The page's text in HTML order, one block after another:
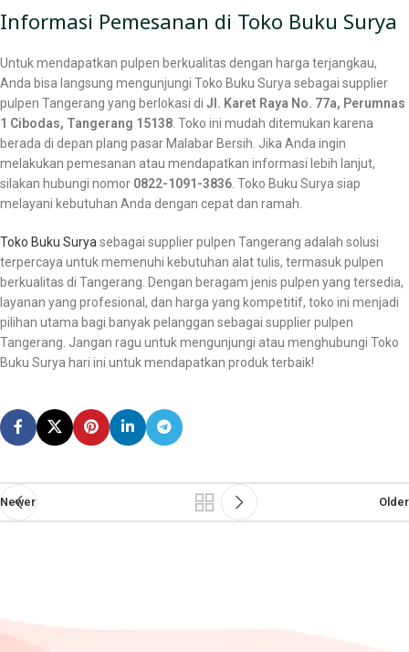
Informasi Pemesanan di Toko Buku Surya
Untuk mendapatkan pulpen berkualitas dengan harga terjangkau,
Anda bisa langsung mengunjungi Toko Buku Surya sebagai supplier
pulpen Tangerang yang berlokasi di Jl. Karet Raya No. 77a, Perumnas
1 Cibodas, Tangerang 15138. Toko ini mudah ditemukan karena
berada di depan plang pasar Malabar Bersih. Jika Anda ingin
melakukan pemesanan atau mendapatkan informasi lebih lanjut,
silakan hubungi nomor 0822-1091-3836. Toko Buku Surya siap
melayani kebutuhan Anda dengan cepat dan ramah.
Toko Buku Suryasebagai supplier pulpen Tangerang adalah solusi
terpercaya untuk memenuhi kebutuhan alat tulis, termasuk pulpen
berkualitas di Tangerang. Dengan beragam jenis pulpen yang tersedia,
layanan yang profesional, dan harga yang kompetitif, toko ini menjadi
pilihan utama bagi banyak pelanggan sebagai supplier pulpen
Tangerang. Jangan ragu untuk mengunjungi atau menghubungi Toko
Buku Surya hari ini untuk mendapatkan produk terbaik!
Newer Older